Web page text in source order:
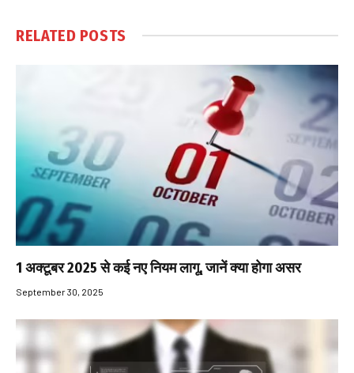
RELATED POSTS
1 अक्टूबर 2025 से कई नए नियम लागू, जानें क्या होगा असर
September 30, 2025